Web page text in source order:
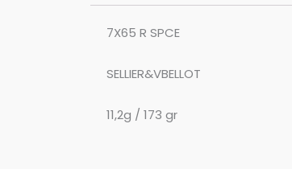
7X65 R SPCE
SELLIER&VBELLOT
11,2g / 173 gr